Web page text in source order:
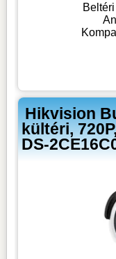
Hikvision
kültéri,
DS-